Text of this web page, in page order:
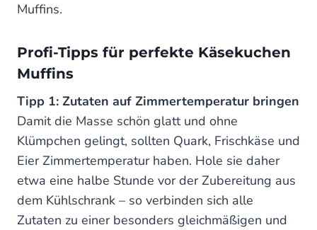
Muffins.
Profi-Tipps für perfekte Käsekuchen
Muffins
Tipp 1: Zutaten auf Zimmertemperatur bringen
Damit die Masse schön glatt und ohne
Klümpchen gelingt, sollten Quark, Frischkäse und
Eier Zimmertemperatur haben. Hole sie daher
etwa eine halbe Stunde vor der Zubereitung aus
dem Kühlschrank – so verbinden sich alle
Zutaten zu einer besonders gleichmäßigen und